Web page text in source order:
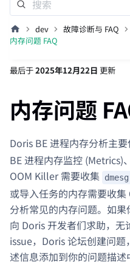
dev 故障诊断与 FAQ
内存问题 FAQ
最后于2025年12月22日 更新
内存问题
Doris BE 进程内存分析主
BE 进程内存监控 (Metrics)
OOM Killer 需要收集
或导入任务的内存需要收
分析常见的内存问题。如
向 Doris 开发者们求助，
issue，Doris 论坛创建问
述信息添加到你的问题描述